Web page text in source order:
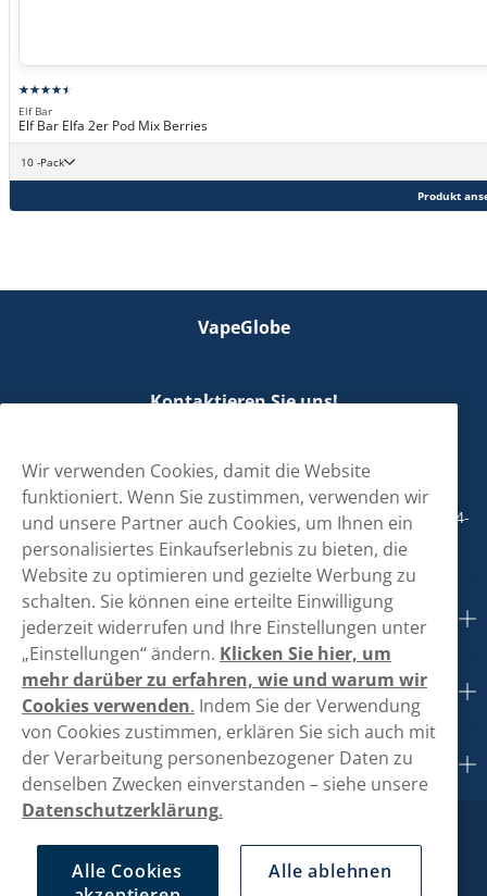
Elf Bar
Elf Bar Elfa 2er Pod Mix Berries
10 -Pack
Produkt
VapeGlobe
Kontaktieren Sie uns!
+498001800890
Mo/Di/Fr: 09-17 Uhr (Pause 12-13) Mi/Do: 10-19 Uhr (Pause 14-
15)
Kundendienst
Links
Über uns
Wir verwenden Cookies, damit die Website
funktioniert. Wenn Sie zustimmen, verwenden wir
und unsere Partner auch Cookies, um Ihnen ein
personalisiertes Einkaufserlebnis zu bieten, die
Website zu optimieren und gezielte Werbung zu
schalten. Sie können eine erteilte Einwilligung
jederzeit widerrufen und Ihre Einstellungen unter
„Einstellungen“ ändern. Klicken Sie hier, um
mehr darüber zu erfahren, wie und warum wir
Cookies verwenden. Indem Sie der Verwendung
von Cookies zustimmen, erklären Sie sich auch mit
der Verarbeitung personenbezogener Daten zu
denselben Zwecken einverstanden – siehe unsere
Datenschutzerklärung.
Alle Cookies
Alle ablehnen